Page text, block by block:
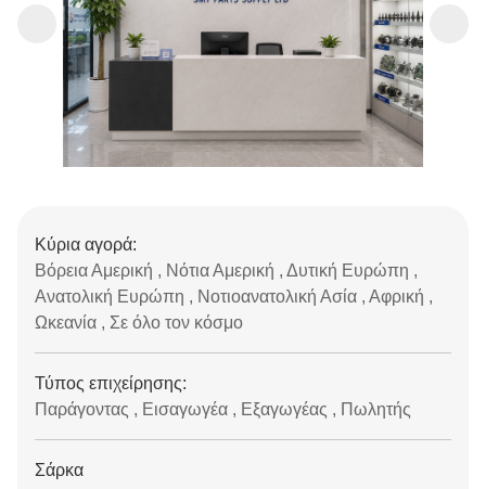
Κύρια αγορά:
Βόρεια Αμερική , Νότια Αμερική , Δυτική Ευρώπη ,
Ανατολική Ευρώπη , Νοτιοανατολική Ασία , Αφρική ,
Ωκεανία , Σε όλο τον κόσμο
Τύπος επιχείρησης:
Παράγοντας , Εισαγωγέα , Εξαγωγέας , Πωλητής
Σάρκα